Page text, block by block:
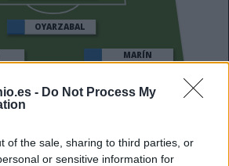
- Do Not Process My
of the sale, sharing to third parties, or
or sensitive information for
ARAMBURU
TURRIENTES
SOLER
MARÍN
OYARZABAL